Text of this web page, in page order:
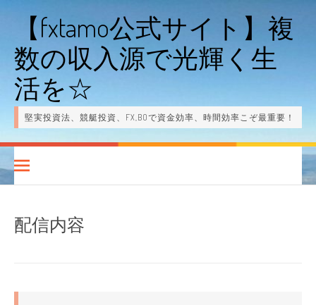
コ
ス
キ
ッ
【fxtamo公式サイト】複
数の収入源で光輝く生
活を☆
堅実投資法、競艇投資、FX,BOで資金効率、時間効率こぞ最重要！
配信内容